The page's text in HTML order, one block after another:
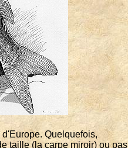
Quelquefois,
taille (la carpe miroir) ou pas